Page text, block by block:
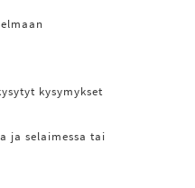
kysymykset
ja selaimessa tai